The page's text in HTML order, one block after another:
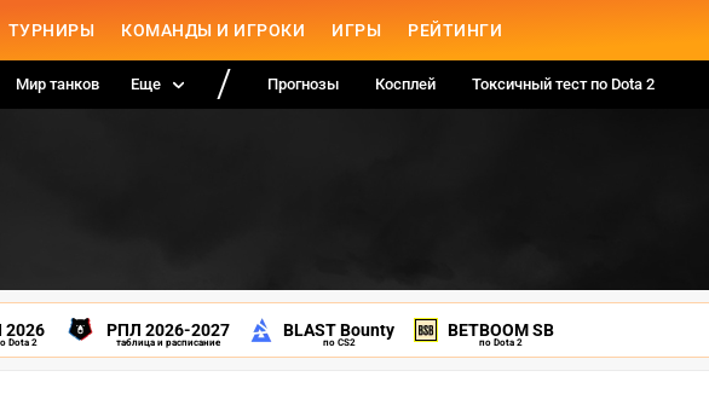
ТУРНИРЫ КОМАНДЫ И ИГРОКИ ИГРЫ РЕЙТИНГИ
Мир танков Еще Прогнозы Косплей Токсичный тест по Dota 2
2026
Dota 2
РПЛ 2026-2027
таблица и расписание
BLAST Bounty
по CS2
BETBOOM SB
по Dota 2